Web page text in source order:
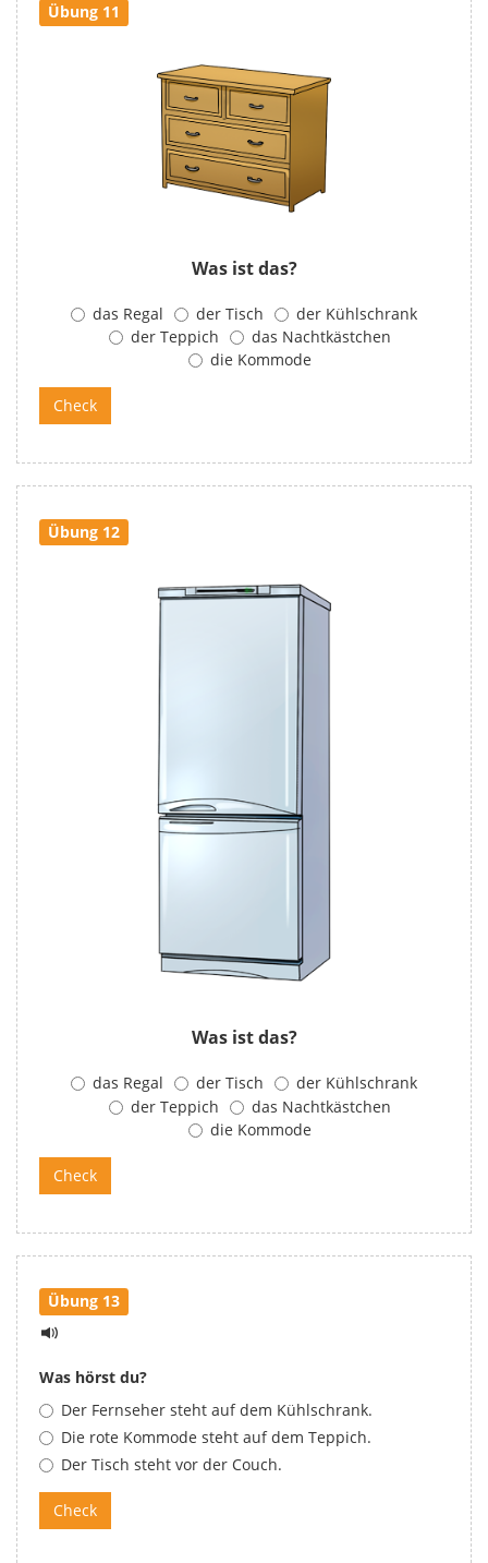
Übung 11
Was ist das?
das Regal der Tisch
der Kühlschrank
der Teppich
das Nachtkästchen
die Kommode
Übung 12
Was ist das?
das Regal der Tisch
der Kühlschrank
der Teppich
das Nachtkästchen
die Kommode
Übung 13
Was hörst du?
Der Fernseher steht auf dem Kühlschrank.
Die rote Kommode steht auf dem Teppich.
Der Tisch steht vor der Couch.